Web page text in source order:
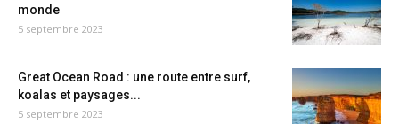
monde
5 septembre 2023
Great Ocean Road : une route entre surf,
koalas et paysages...
5 septembre 2023